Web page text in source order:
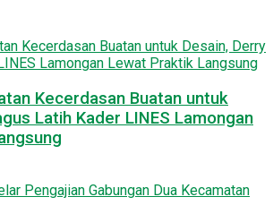
Kecerdasan Buatan untuk
Latih Kader LINES Lamongan